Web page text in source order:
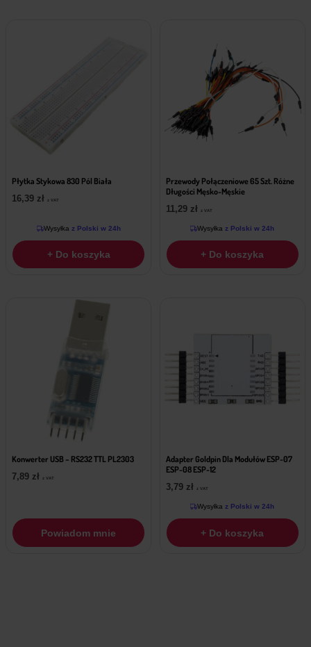
Płytka Stykowa 830 Pól Biała
16,39 zł z VAT
Wysyłka z Polski w 24h
+ Do koszyka
Przewody Połączeniowe 65 Szt. Różne
Długości Męsko-Męskie
11,29 zł z VAT
Wysyłka z Polski w 24h
+ Do koszyka
Konwerter USB – RS232 TTL PL2303
7,89 zł z VAT
Powiadom mnie
Adapter Goldpin Dla Modułów ESP-07
ESP-08 ESP-12
3,79 zł z VAT
Wysyłka z Polski w 24h
+ Do koszyka